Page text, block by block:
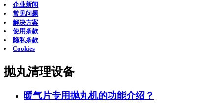
企业新闻
常见问题
解决方案
使用条款
隐私条款
Cookies
抛丸清理设备
暖气片专用抛丸机的功能介绍？